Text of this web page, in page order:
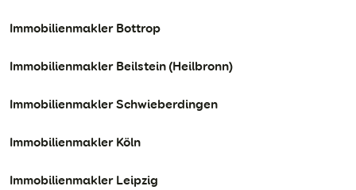
Immobilienmakler Bottrop
Immobilienmakler Beilstein (Heilbronn)
Immobilienmakler Schwieberdingen
Immobilienmakler Köln
Immobilienmakler Leipzig